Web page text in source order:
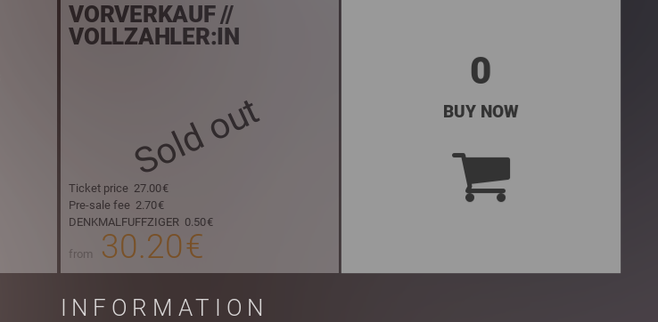
Sold out
VORVERKAUF //
VOLLZAHLER:IN
Ticket price 27.00 €
Pre-sale fee 2.70 €
DENKMALFUFFZIGER 0.50 €
from 30.20 €
0
BUY NOW
INFORMATION